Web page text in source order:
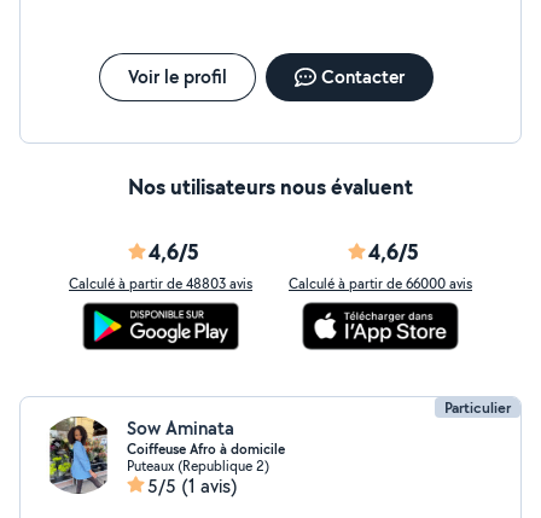
Voir le profil Contacter
Nos utilisateurs nous évaluent
4,6/5
Calculé à partir de 48803 avis
4,6/5
Calculé à partir de 66000 avis
Particulier
Sow Aminata
Coiffeuse Afro à domicile
Puteaux (Republique 2)
5/5 (1 avis)